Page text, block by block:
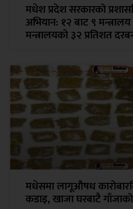
मधेश प्रदेश सरकारको
अभियान: १२ बाट ९
मन्त्रालयको ३२ प्रतिशत
मधेसमा लागूऔषध
कडाइ, खाजा घरबाटै गाँजाको